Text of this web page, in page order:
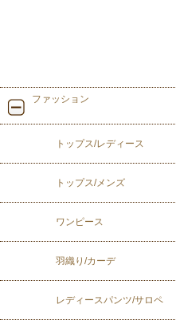
ファッション
トップス/レディース
トップス/メンズ
ワンピース
羽織り/カーデ
レディースパンツ/サロペ